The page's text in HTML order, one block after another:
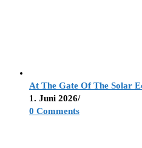
At The Gate Of The Solar
1. Juni 2026/
0 Comments